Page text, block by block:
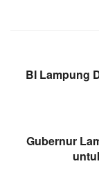
BI Lampung
Gubernur